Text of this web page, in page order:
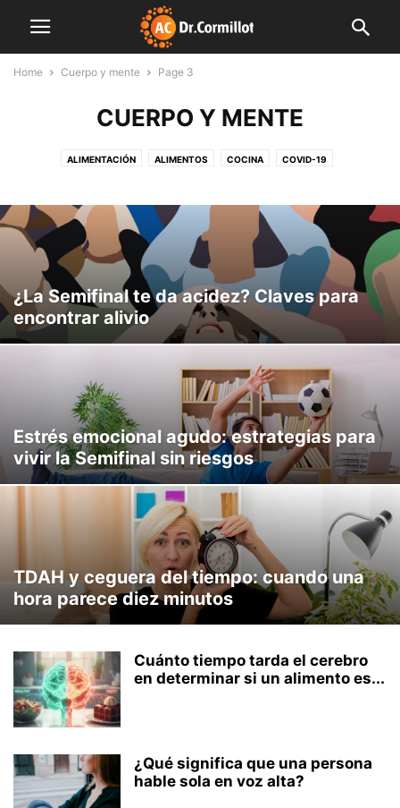
Home Cuerpo y mente Page 3
CUERPO Y MENTE
ALIMENTACIÓN ALIMENTOS COCINA COVID-19
FARMACIA FINDE LIGHT FITNESS INDUSTRIA INNOVACIÓN
INSTITUCIONES LIBRO MENTE SANA MUNDO CORMILLOT
NOTAS DE INTERÉS NUTRICIÓN NUTROPEDIA PLAN SEMANAL
PREVENCIÓN PRODUCCIÓN SALUD SIN CATEGORÍA VIDEO
¿La Semifinal te da acidez? Claves para
encontrar alivio
Estrés emocional agudo: estrategias para
vivir la Semifinal sin riesgos
TDAH y ceguera del tiempo: cuando una
hora parece diez minutos
Cuánto tiempo tarda el cerebro
en determinar si un alimento es...
¿Qué significa que una persona
hable sola en voz alta?